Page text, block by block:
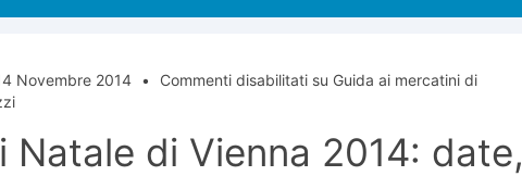
Novembre 2014 • Commenti disabilitatisu Guida ai mercatini di
Natale di Vienna 2014: date,